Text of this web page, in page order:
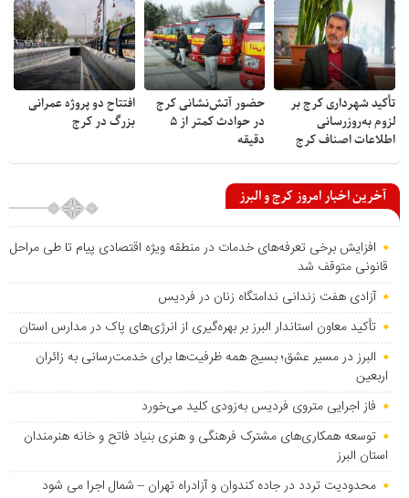
تأکید شهرداری کرج بر
لزوم به‌روزرسانی
اطلاعات اصناف کرج
حضور آتش‌نشانی کرج
در حوادث کمتر از ۵
دقیقه
افتتاح دو پروژه عمرانی
بزرگ در کرج
آخرین اخبار امروز کرج و البرز
افزایش برخی تعرفه‌های خدمات در منطقه ویژه اقتصادی پیام تا طی مراحل
قانونی متوقف شد
آزادی هفت زندانی ندامتگاه زنان در فردیس
تأکید معاون استاندار البرز بر بهره‌گیری از انرژی‌های پاک در مدارس استان
البرز در مسیر عشق؛ بسیج همه ظرفیت‌ها برای خدمت‌رسانی به زائران
اربعین
فاز اجرایی متروی فردیس به‌زودی کلید می‌خورد
توسعه همکاری‌های مشترک فرهنگی و هنری بنیاد فاتح و خانه هنرمندان
استان البرز
محدودیت تردد در جاده کندوان و آزادراه تهران – شمال اجرا می شود